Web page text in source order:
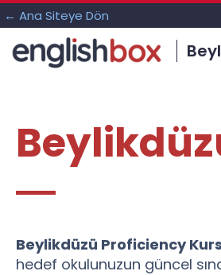
← Ana Siteye Dön
Beylikdüzü Proficiency
hedef okulunuzun güncel